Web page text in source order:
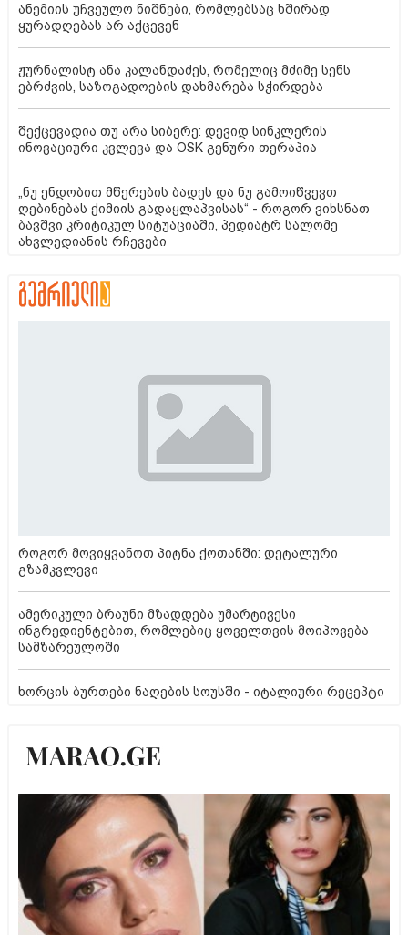
ანემიის უჩვეულო ნიშნები, რომლებსაც ხშირად
ყურადღებას არ აქცევენ
ჟურნალისტ ანა კალანდაძეს, რომელიც მძიმე სენს
ებრძვის, საზოგადოების დახმარება სჭირდება
შექცევადია თუ არა სიბერე: დევიდ სინკლერის
ინოვაციური კვლევა და OSK გენური თერაპია
„ნუ ენდობით მწერების ბადეს და ნუ გამოიწვევთ
ღებინებას ქიმიის გადაყლაპვისას“ - როგორ ვიხსნათ
ბავშვი კრიტიკულ სიტუაციაში, პედიატრ სალომე
ახვლედიანის რჩევები
როგორ მოვიყვანოთ პიტნა ქოთანში: დეტალური
გზამკვლევი
ამერიკული ბრაუნი მზადდება უმარტივესი
ინგრედიენტებით, რომლებიც ყოველთვის მოიპოვება
სამზარეულოში
ხორცის ბურთები ნაღების სოუსში - იტალიური რეცეპტი